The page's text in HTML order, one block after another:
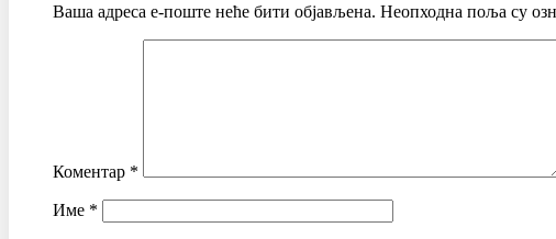
Ваша адреса е-поште неће бити објављена. Неопходна поља су
Коментар *
Име *